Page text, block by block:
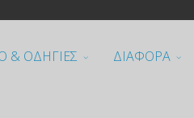
& ΟΔΗΓΙΕΣ ΔΙΑΦΟΡΑ